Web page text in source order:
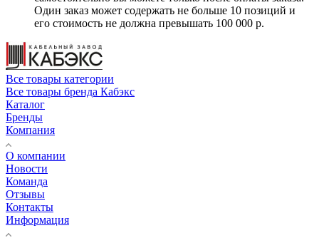
Один заказ может содержать не больше 10 позиций и
его стоимость не должна превышать 100 000 р.
Все товары категории
Все товары бренда Кабэкс
Каталог
Бренды
Компания
О компании
Новости
Команда
Отзывы
Контакты
Информация